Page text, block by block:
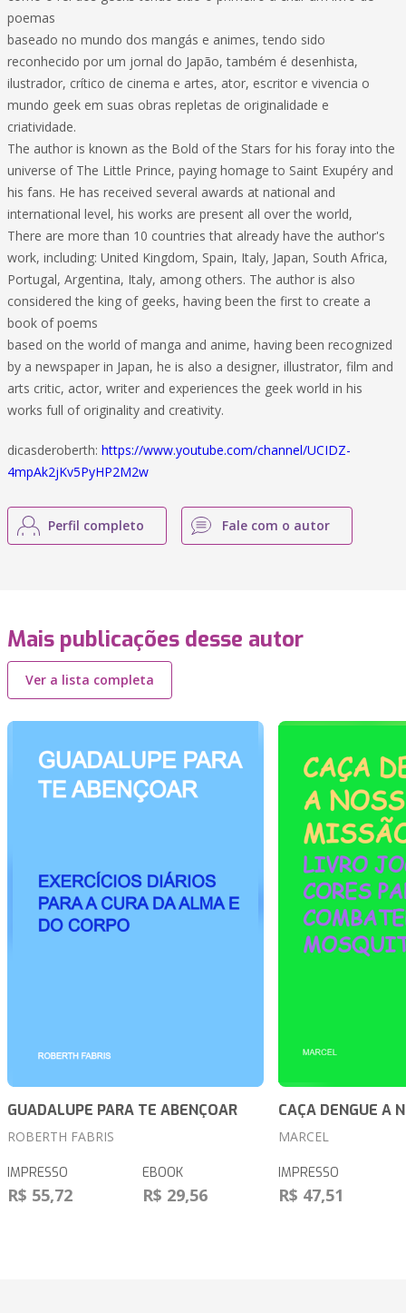
poemas
baseado no mundo dos mangás e animes, tendo sido
reconhecido por um jornal do Japão, também é desenhista,
ilustrador, crítico de cinema e artes, ator, escritor e vivencia o
mundo geek em suas obras repletas de originalidade e
criatividade.
The author is known as the Bold of the Stars for his foray into the
universe of The Little Prince, paying homage to Saint Exupéry and
his fans. He has received several awards at national and
international level, his works are present all over the world,
There are more than 10 countries that already have the author's
work, including: United Kingdom, Spain, Italy, Japan, South Africa,
Portugal, Argentina, Italy, among others. The author is also
considered the king of geeks, having been the first to create a
book of poems
based on the world of manga and anime, having been recognized
by a newspaper in Japan, he is also a designer, illustrator, film and
arts critic, actor, writer and experiences the geek world in his
works full of originality and creativity.
dicasderoberth: https://www.youtube.com/channel/UCIDZ-
4mpAk2jKv5PyHP2M2w
Perfil completo Fale com o autor
Mais publicações desse autor
Ver a lista completa
GUADALUPE PARA TE ABENÇOAR
ROBERTH FABRIS
IMPRESSO
R$ 55,72
EBOOK
R$ 29,56
CAÇA DENGUE A
MARCEL
IMPRESSO
R$ 47,51